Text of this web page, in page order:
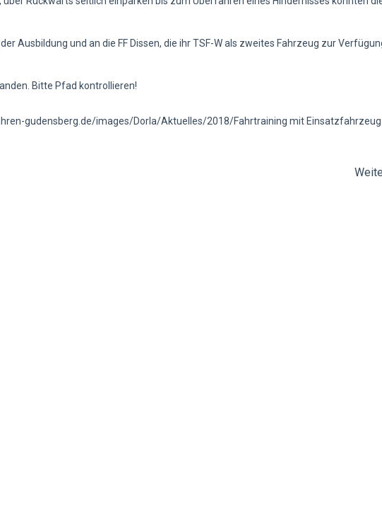
Ausbildung und an die FF Dissen, die ihr TSF-W als zweites Fahrzeug zur
Bitte Pfad kontrollieren!
gudensberg.de/images/Dorla/Aktuelles/2018/Fahrtraining mit